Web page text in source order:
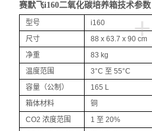
摇床
小型台式离心机
灭菌锅
水分仪
天平万分之一
赛默飞i160二氧化碳培养箱技术参数
+
型号
i160
尺寸
88 x 63.7 x 90 cm
净重
83 kg
温度范围
3°C 至 55°C
容量（公制）
165 L
箱体材料
铜
CO2 浓度范围
1 至 20%